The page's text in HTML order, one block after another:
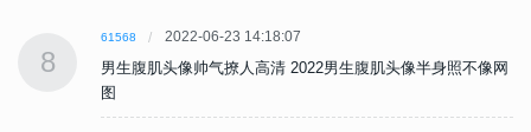
8
61568 2022-06-23 14:18:07
男生腹肌头像帅气撩人高清 2022男生腹肌头像半身照不像网
图